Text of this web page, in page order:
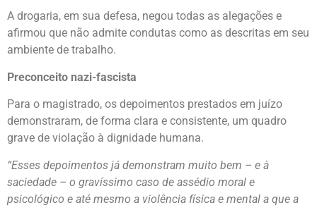
A drogaria, em sua defesa, negou todas as alegações e
afirmou que não admite condutas como as descritas em seu
ambiente de trabalho.
Preconceito nazi-fascista
Para o magistrado, os depoimentos prestados em juízo
demonstraram, de forma clara e consistente, um quadro
grave de violação à dignidade humana.
“Esses depoimentos já demonstram muito bem – e à
saciedade – o gravíssimo caso de assédio moral e
psicológico e até mesmo a violência física e mental a que a